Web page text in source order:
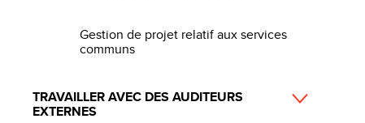
Gestion de projet relatif aux services
communs
TRAVAILLER AVEC DES AUDITEURS
EXTERNES